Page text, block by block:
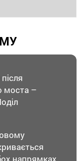
моста –
напрямках